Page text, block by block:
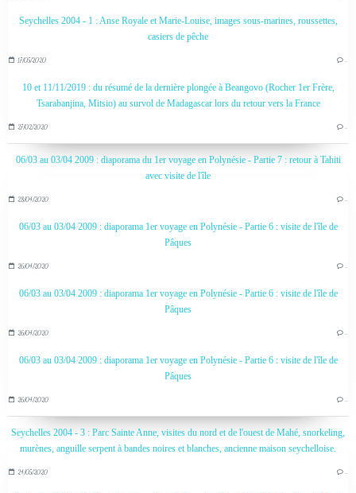
Seychelles 2004 - 1 : Anse Royale et Marie-Louise, images sous-marines, roussettes,
casiers de pêche
17/05/2020 …
10 et 11/11/2019 : du résumé de la dernière plongée à Beangovo (Rocher 1er Frère,
Tsarabanjina, Mitsio) au survol de Madagascar lors du retour vers la France
27/02/2020 …
06/03 au 03/04 2009 : diaporama du 1er voyage en Polynésie - Partie 7 : retour à Tahiti
avec visite de l'île
28/04/2020 …
06/03 au 03/04 2009 : diaporama 1er voyage en Polynésie - Partie 6 : visite de l'île de
Pâques
26/04/2020 …
06/03 au 03/04 2009 : diaporama 1er voyage en Polynésie - Partie 6 : visite de l'île de
Pâques
26/04/2020 …
06/03 au 03/04 2009 : diaporama 1er voyage en Polynésie - Partie 6 : visite de l'île de
Pâques
26/04/2020 …
Seychelles 2004 - 3 : Parc Sainte Anne, visites du nord et de l'ouest de Mahé, snorkeling,
murènes, anguille serpent à bandes noires et blanches, ancienne maison seychelloise.
24/05/2020 …